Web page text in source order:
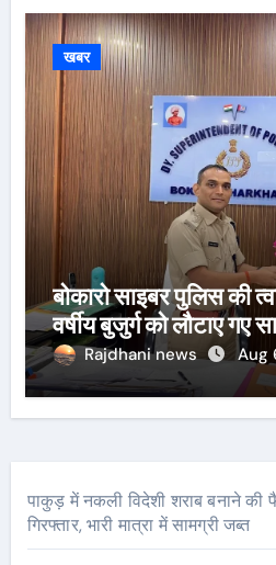
खबर
बोकारो साइबर पुलिस की
वर्षीय बुजुर्ग को लौटाए गए
Rajdhani news Aug
पाकुड़ में नकली विदेशी शराब बनाने की
गिरफ्तार, भारी मात्रा में सामग्री जब्त